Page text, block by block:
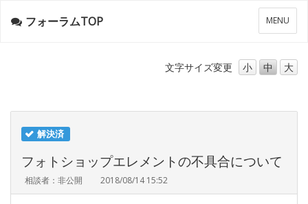
メ
ニ
ー
MENU
フォーラムTOP
文字サイズ変更 小 中 大
解決済
フォトショップエレメントの不具合について
相談者：非公開 2018/08/14 15:52